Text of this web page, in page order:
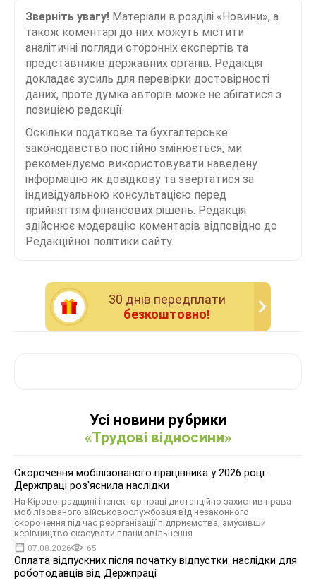
Зверніть увагу! Матеріали в розділі «Новини», а
також коментарі до них можуть містити
аналітичні погляди сторонніх експертів та
представників державних органів. Редакція
докладає зусиль для перевірки достовірності
даних, проте думка авторів може не збігатися з
позицією редакції.
Оскільки податкове та бухгалтерське
законодавство постійно змінюється, ми
рекомендуємо використовувати наведену
інформацію як довідкову та звертатися за
індивідуальною консультацією перед
прийняттям фінансових рішень. Редакція
здійснює модерацію коментарів відповідно до
Редакційної політики сайту.
30 днiв передплати
безкоштовно!
Усі новини рубрики
«Трудові відносини»
Скорочення мобілізованого працівника у 2026 році:
Держпраці роз'яснила наслідки
На Кіровоградщині інспектор праці дистанційно захистив права
мобілізованого військовослужбовця від незаконного
скорочення під час реорганізації підприємства, змусивши
керівництво скасувати плани звільнення
07.08.2026 65
Оплата відпускних після початку відпустки: наслідки для
роботодавців від Держпраці